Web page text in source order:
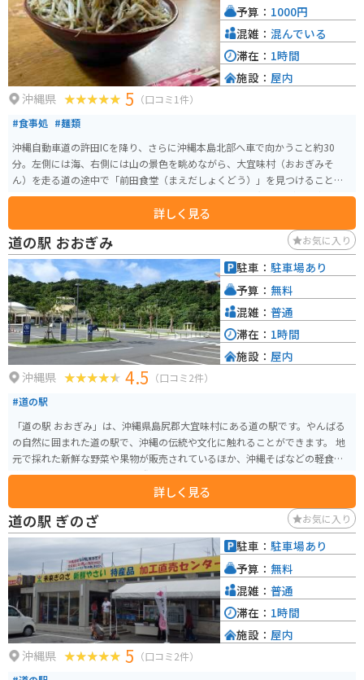
沖縄県 5 （口コミ1件）
#食事処 #麺類
沖縄自動車道の許田ICを降り、さらに沖縄本島北部へ車で向かうこと約30
分。左側には海、右側には山の景色を眺めながら、大宜味村（おおぎみそ
ん）を走る道の途中で「前田食堂（まえだしょくどう）」を見つけることが
できます。歴史を感じさせる佇まいで迎える食堂は、昭和47年（1972）に創
業。この店で、昔から多くのお客の胃袋をがっしり掴んでいるのが、名物の
「牛肉そば」です。
詳しく見る
予算： 1000円
混雑： 混んでいる
滞在： 1時間
施設： 屋内
道の駅 おおぎみ お気に入り
沖縄県 4.5 （口コミ2件）
#道の駅
「道の駅 おおぎみ」は、沖縄県島尻郡大宜味村にある道の駅です。やんばる
の自然に囲まれた道の駅で、沖縄の伝統や文化に触れることができます。 地
元で採れた新鮮な野菜や果物が販売されているほか、沖縄そばなどの軽食も
楽しめます。 バイクで訪れる際は、道の駅周辺の景色を楽しみながらツーリ
で、道の駅でもシークヮーサーを使ったジュースやお菓子などが販売されて
います。 また、道の駅に隣接して、大宜味村立の博物館「やんばる学びの
森」があります。 【基本情報】 住所：沖縄県島尻郡大宜味村字根路銘1620
電話番号：0980-44-3242 営業時間：9:00～18:00 駐車場：普通車50台、大型
車5台 【おすすめポイント】 * 新鮮な地元産の野菜や果物が購入できる * 沖縄
そばなどの郷土料理が味わえる * シークヮーサーを使ったお土産が豊富 * や
んばるの自然を感じられる 【周辺情報】 * やんばる学びの森（博物館） * 大
宜味村塩屋富士展望台 * ター滝 道の駅 おおぎみは、沖縄の自然や文化を満喫
できるスポットです。沖縄観光の際は、ぜひ訪れてみてください。
詳しく見る
駐車： 駐車場あり
予算： 無料
混雑： 普通
滞在： 1時間
施設： 屋内
道の駅 ぎのざ お気に入り
沖縄県 5 （口コミ2件）
駐車： 駐車場あり
予算： 無料
混雑： 普通
滞在： 1時間
施設： 屋内